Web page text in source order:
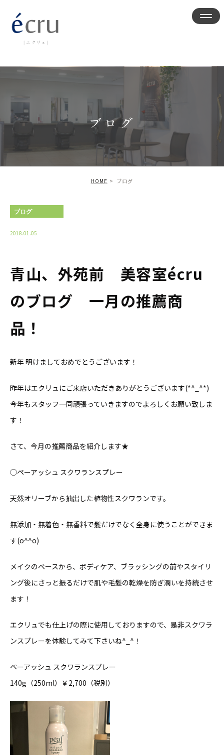
ブログ
HOME ブログ
ブログ
2018.01.05
青山、外苑前 美容室écru
のブログ 一月の推薦商
品！
新年 明けましておめでとうございます！
昨年はエクリュにご来店いただきありがとうございます(*^_^*)
今年もスタッフ一同頑張っていきますのでよろしくお願い致しま
す！
さて、今月の推薦商品を紹介します★
◯ペーアッシュ スクワランスプレー
天然オリーブから抽出した植物性スクワランです。
無添加・無着色・無香料で髪だけでなく全身に使うことができま
す(o^^o)
メイクのベースから、ボディケア、ブラッシングの前やスタイリ
ング後にさっと振るだけで肌や毛髪の乾燥を防ぎ潤いを持続させ
ます！
エクリュでも仕上げの際に使用しておりますので、是非スクワラ
ンスプレーを体験してみて下さいね^_^！
ペーアッシュ スクワランスプレー
140g（250ml）￥2,700（税別）